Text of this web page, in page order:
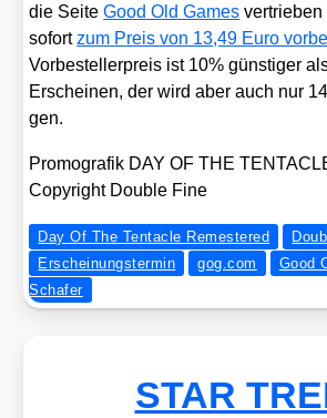
die Sei­teGood Old Games
sofortzum Preis von 13,49 Euro
Vor­be­stel­ler­preis ist 10% güns­ti­ger
Erschei­nen, der wird aber auch nur
gen.
Pro­mo­gra­fik DAY OF THE
Copy­right Dou­ble Fine
Day Of The Tentacle Remestered
Erscheinungstermin
gog.com Good
Schafer
STAR